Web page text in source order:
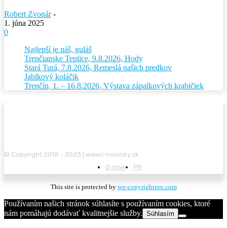
Robert Zvonár -
1. júna 2025
0
Najlepší je náš, guláš
Trenčianske Teplice, 9.8.2026, Hody
Stará Turá, 7.8.2026, Remeslá našich predkov
Jablkový koláčik
Trenčín, 1. – 16.8.2026, Výstava zápalkových krabičiek
© Copyright 2018 - 2023 | www.i-novinky.sk
O mne
PR
This site is protected by wp-copyrightpro.com
Používaním našich stránok súhlasíte s používaním cookies, ktoré
nám pomáhajú dodávať kvalitnejšie služby. Súhlasím